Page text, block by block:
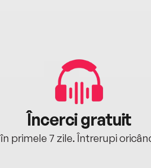
Încerci gratuit
în primele 7 zile. Întrerupi